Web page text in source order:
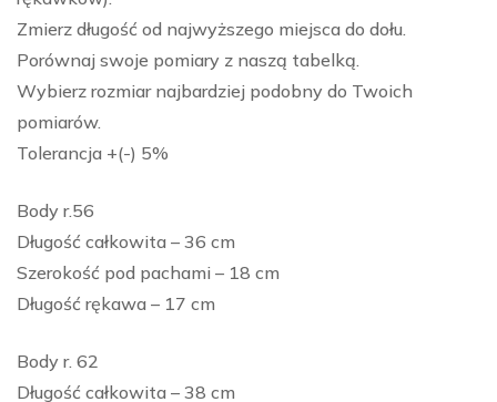
Zmierz długość od najwyższego miejsca do dołu.
Porównaj swoje pomiary z naszą tabelką.
Wybierz rozmiar najbardziej podobny do Twoich
pomiarów.
Tolerancja +(-) 5%
Body r.56
Długość całkowita – 36 cm
Szerokość pod pachami – 18 cm
Długość rękawa – 17 cm
Body r. 62
Długość całkowita – 38 cm